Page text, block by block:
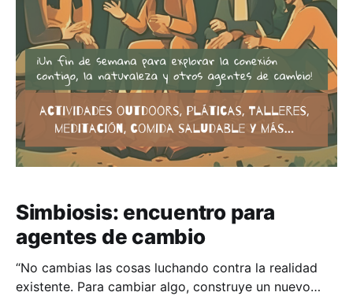
Simbiosis: encuentro para
agentes de cambio
“No cambias las cosas luchando contra la realidad
existente. Para cambiar algo, construye un nuevo